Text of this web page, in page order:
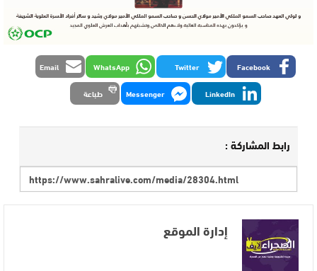
Facebook
Twitter
WhatsApp
Email
LinkedIn
Messenger طباعة
رابط المشاركة :
إدارة الموقع